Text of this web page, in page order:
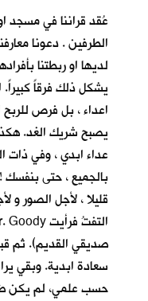
عُقد قراننا في مسجد
الطرفين . دعونا
لديها او ربطتنا
يشكل ذلك فرقاً
اعداء ، بل فرص
يصبح شريك الغد.
عداء ابدي ، وفي ذات
بالجميع ، حتى
قليلا ، لأجل الصور و
صديقي القديم). ثم
سعادة ابدية. وبقي
حسب علمي، لم يكن